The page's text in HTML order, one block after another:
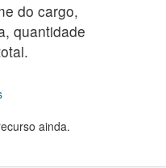
do cargo,
quantidade
ainda.